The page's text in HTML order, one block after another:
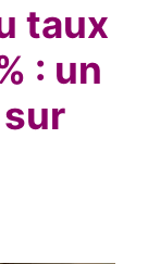
taux
: un